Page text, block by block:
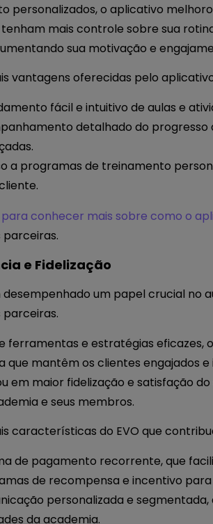
personalizados, o aplicativo
mais controle sobre sua
sua motivação e
vantagens oferecidas pelo
fácil e intuitivo de aulas e
detalhado do
a programas de treinamento
para conhecer mais sobre como o
e Fidelização
desempenhado um papel crucial no
ferramentas e estratégias eficazes,
que mantêm os clientes engajados
em maior fidelização e satisfação
e seus membros.
características do EVO que
de pagamento recorrente, que
de recompensa e incentivo
personalizada e
da academia.